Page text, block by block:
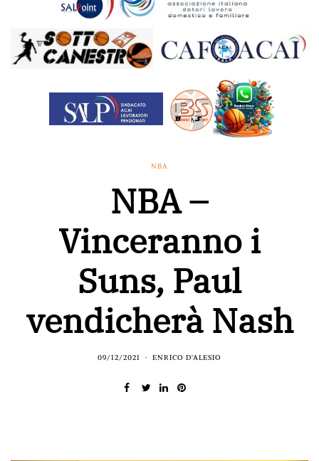
NBA
NBA –
Vinceranno i
Suns, Paul
vendicherà Nash
09/12/2021 ENRICO D'ALESIO